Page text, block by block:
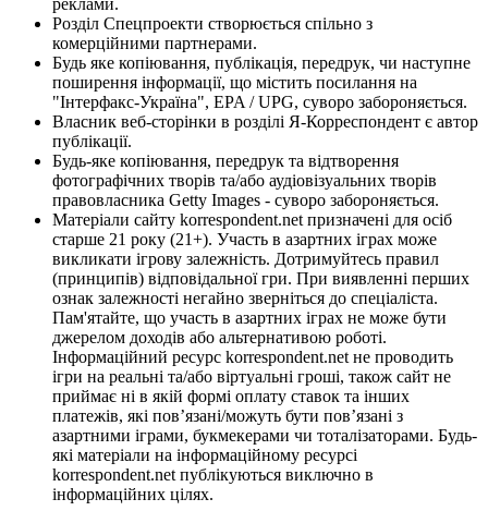
Розділ Спецпроекти створюється спільно з
комерційними партнерами.
Будь яке копіювання, публікація, передрук, чи наступне
поширення інформації, що містить посилання на
"Інтерфакс-Україна", EPA / UPG, суворо забороняється.
Власник веб-сторінки в розділі Я-Корреспондент є автор
публікації.
Будь-яке копіювання, передрук та відтворення
фотографічних творів та/або аудіовізуальних творів
правовласника Getty Images - суворо забороняється.
Матеріали сайту korrespondent.net призначені для осіб
старше 21 року (21+). Участь в азартних іграх може
викликати ігрову залежність. Дотримуйтесь правил
(принципів) відповідальної гри. При виявленні перших
ознак залежності негайно зверніться до спеціаліста.
Пам'ятайте, що участь в азартних іграх не може бути
джерелом доходів або альтернативою роботі.
Інформаційний ресурс korrespondent.net не проводить
ігри на реальні та/або віртуальні гроші, також сайт не
приймає ні в якій формі оплату ставок та інших
платежів, які пов’язані/можуть бути пов’язані з
азартними іграми, букмекерами чи тоталізаторами. Будь-
які матеріали на інформаційному ресурсі
korrespondent.net публікуються виключно в
інформаційних цілях.